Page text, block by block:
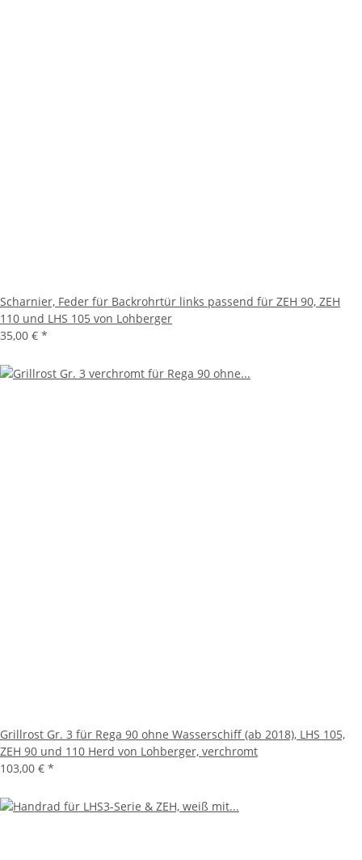
Scharnier, Feder für Backrohrtür links passend für ZEH 90, ZEH
110 und LHS 105 von Lohberger
35,00 € *
Grillrost Gr. 3 für Rega 90 ohne Wasserschiff (ab 2018), LHS 105,
ZEH 90 und 110 Herd von Lohberger, verchromt
103,00 € *